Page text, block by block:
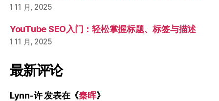
1 11 月, 2025
YouTube SEO入门：轻松掌握标题、标签与描述
1 11 月, 2025
最新评论
Lynn-许发表在《秦晖》